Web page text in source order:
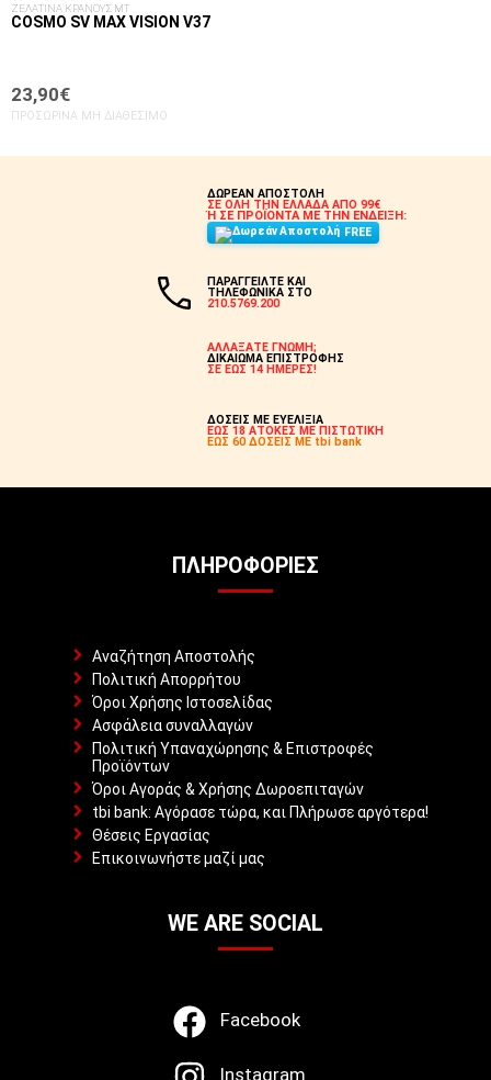
ΖΕΛΑΤΙΝΑ ΚΡΑΝΟΥΣ MT
COSMO SV MAX VISION V37
23,90€
ΠΡΟΣΩΡΙΝΆ ΜΗ ΔΙΑΘΈΣΙΜΟ
ΔΩΡΕΑΝ ΑΠΟΣΤΟΛΗ
ΣΕ ΟΛΗ ΤΗΝ ΕΛΛΑΔΑ ΑΠΟ 99€
Ή ΣΕ ΠΡΟΪΟΝΤΑ ΜΕ ΤΗΝ ΕΝΔΕΙΞΗ:
FREE
ΠΑΡΑΓΓΕΙΛΤΕ ΚΑΙ
ΤΗΛΕΦΩΝΙΚΑ ΣΤΟ
210.5769.200
ΑΛΛΑΞΑΤΕ ΓΝΩΜΗ;
ΔΙΚΑΙΩΜΑ ΕΠΙΣΤΡΟΦΗΣ
ΣΕ ΕΩΣ 14 ΗΜΕΡΕΣ!
ΔΟΣΕΙΣ ΜΕ ΕΥΕΛΙΞΙΑ
ΕΩΣ 18 ΑΤΟΚΕΣ ΜΕ ΠΙΣΤΩΤΙΚΗ
ΕΩΣ 60 ΔΟΣΕΙΣ ΜΕ tbi bank
ΠΛΗΡΟΦΟΡΊΕΣ
Αναζήτηση Αποστολής
Πολιτική Απορρήτου
Όροι Χρήσης Ιστοσελίδας
Ασφάλεια συναλλαγών
Πολιτική Υπαναχώρησης & Επιστροφές
Προϊόντων
Όροι Αγοράς & Χρήσης Δωροεπιταγών
tbi bank: Αγόρασε τώρα, και Πλήρωσε αργότερα!
Θέσεις Εργασίας
Επικοινωνήστε μαζί μας
WE ARE SOCIAL
Facebook
Instagram